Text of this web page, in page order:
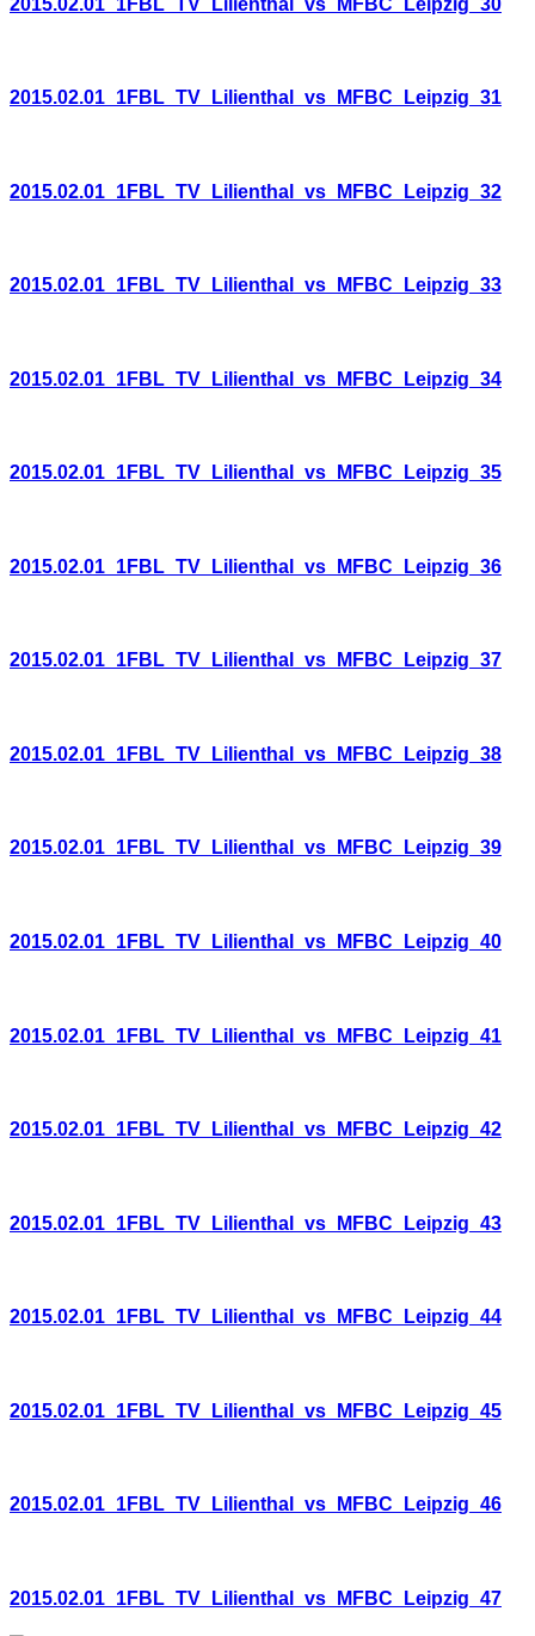
2015.02.01_1FBL_TV_Lilienthal_vs_MFBC_Leipzig_31
2015.02.01_1FBL_TV_Lilienthal_vs_MFBC_Leipzig_32
2015.02.01_1FBL_TV_Lilienthal_vs_MFBC_Leipzig_33
2015.02.01_1FBL_TV_Lilienthal_vs_MFBC_Leipzig_34
2015.02.01_1FBL_TV_Lilienthal_vs_MFBC_Leipzig_35
2015.02.01_1FBL_TV_Lilienthal_vs_MFBC_Leipzig_36
2015.02.01_1FBL_TV_Lilienthal_vs_MFBC_Leipzig_37
2015.02.01_1FBL_TV_Lilienthal_vs_MFBC_Leipzig_38
2015.02.01_1FBL_TV_Lilienthal_vs_MFBC_Leipzig_39
2015.02.01_1FBL_TV_Lilienthal_vs_MFBC_Leipzig_40
2015.02.01_1FBL_TV_Lilienthal_vs_MFBC_Leipzig_41
2015.02.01_1FBL_TV_Lilienthal_vs_MFBC_Leipzig_42
2015.02.01_1FBL_TV_Lilienthal_vs_MFBC_Leipzig_43
2015.02.01_1FBL_TV_Lilienthal_vs_MFBC_Leipzig_44
2015.02.01_1FBL_TV_Lilienthal_vs_MFBC_Leipzig_45
2015.02.01_1FBL_TV_Lilienthal_vs_MFBC_Leipzig_46
2015.02.01_1FBL_TV_Lilienthal_vs_MFBC_Leipzig_47